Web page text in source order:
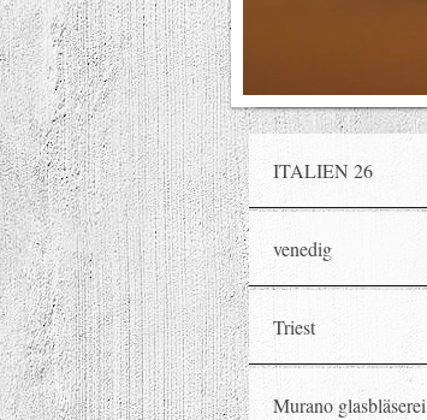
ITALIEN 26
venedig
Triest
Murano glasbläserei